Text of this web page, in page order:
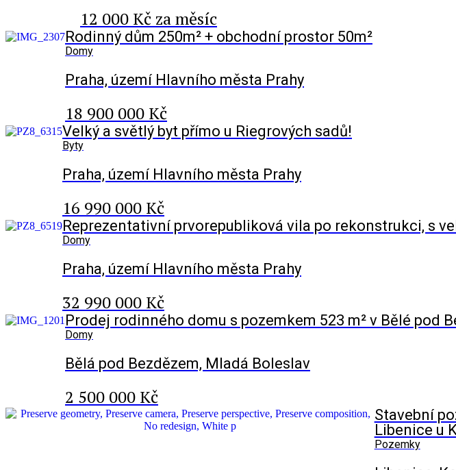
12 000 Kč za měsíc
Rodinný dům 250m² + obchodní prostor 50m²
Domy
Praha, území Hlavního města Prahy
18 900 000 Kč
Velký a světlý byt přímo u Riegrových sadů!
Byty
Praha, území Hlavního města Prahy
16 990 000 Kč
Reprezentativní prvorepubliková vila po rekonstrukci, s
Domy
Praha, území Hlavního města Prahy
32 990 000 Kč
Prodej rodinného domu s pozemkem 523 m² v Bělé pod
Domy
Bělá pod Bezdězem, Mladá Boleslav
2 500 000 Kč
Stavební
Libenice u
Pozemky